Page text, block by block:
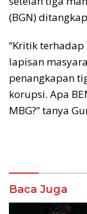
(BGN)
“Kritik
lapisan
penangkapan
korupsi. Apa
MBG?” tanya
Baca Juga